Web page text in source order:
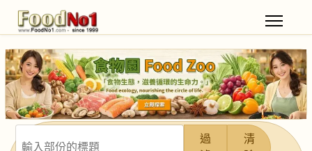
過
清